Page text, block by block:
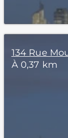
134 Rue
À 0,37 km